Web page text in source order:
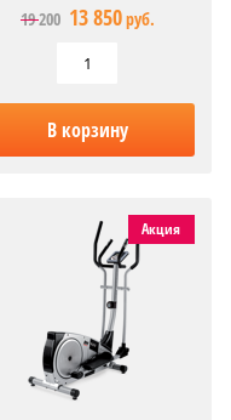
19 200 13 850руб.
В корзину
Акция